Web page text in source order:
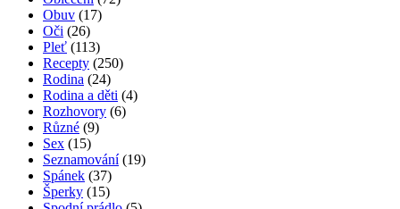
Obuv (17)
Oči (26)
Pleť (113)
Recepty (250)
Rodina (24)
Rodina a děti (4)
Rozhovory (6)
Různé (9)
Sex (15)
Seznamování(19)
Spánek (37)
Šperky (15)